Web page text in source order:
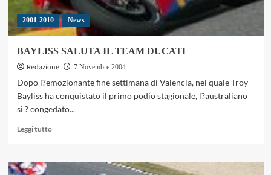
2001-2010 News
BAYLISS SALUTA IL TEAM DUCATI
Redazione
7 Novembre 2004
Dopo l?emozionante fine settimana di Valencia, nel quale Troy
Bayliss ha conquistato il primo podio stagionale, l?australiano
si ? congedato...
Leggi tuttoLeggi
su